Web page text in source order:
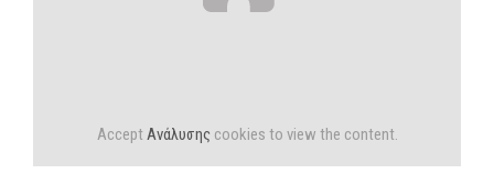
Accept Ανάλυσης cookies to view the content.